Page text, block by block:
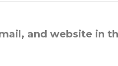
and website in